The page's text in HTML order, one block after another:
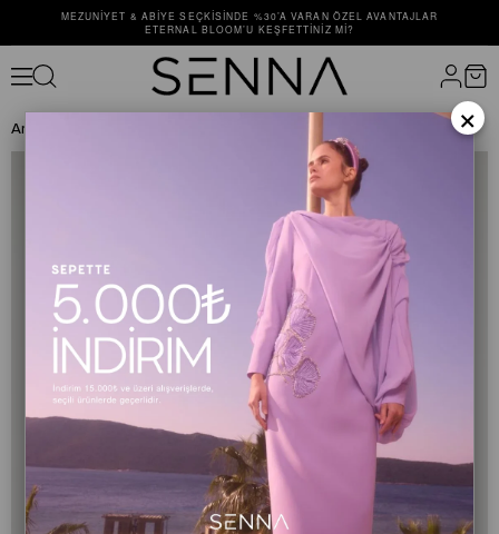
MEZUNIYET & ABIYE SEÇKISINDE %30’A VARAN ÖZEL AVANTAJLAR
ETERNAL BLOOM’U KEŞFETTINIZ MI?
Anasayfa ×